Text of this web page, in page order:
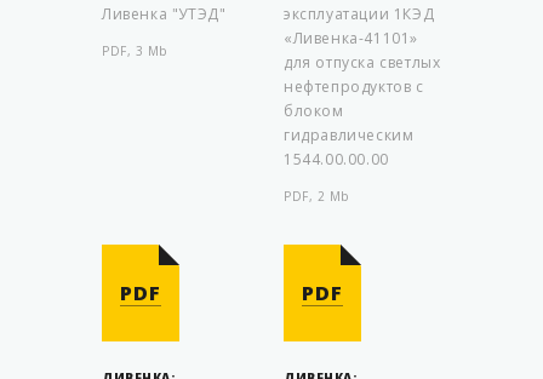
Ливенка "УТЭД"
PDF, 3 Mb
эксплуатации 1КЭД
«Ливенка-41101»
для отпуска светлых
нефтепродуктов с
блоком
гидравлическим
1544.00.00.00
PDF, 2 Mb
PDF PDF